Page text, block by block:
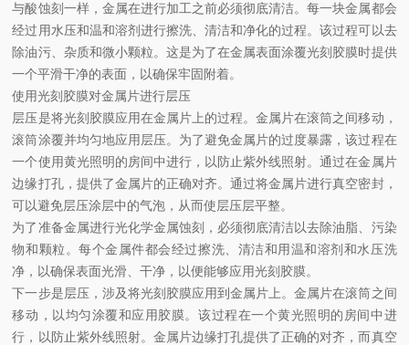
与酸蚀刻一样，金属在进行加工之前必须彻底清洁。每一块金属都会
经过用水压和温和溶剂进行擦洗、清洁和净化的过程。该过程可以去
除油污、杂质和微小颗粒。这是为了在金属表面涂覆光刻胶膜时提供
一个平滑干净的表面，以确保牢固附着。
使用光刻胶膜对金属片进行层压
层压是将光刻胶膜应用在金属片上的过程。金属片在滚筒之间移动，
滚筒涂覆并均匀地应用层压。为了避免金属片的过度暴露，该过程在
一个使用黄光照明的房间中进行，以防止紫外线照射。通过在金属片
边缘打孔，提供了金属片的正确对齐。通过将金属片进行真空密封，
可以避免层压涂层中的气泡，从而使层压层平整。
为了准备金属进行光化学金属蚀刻，必须彻底清洁以去除油脂、污染
物和颗粒。每个金属件都会经过擦洗、清洁和用温和溶剂和水压洗
净，以确保表面光滑、干净，以便能够应用光刻胶膜。
下一步是层压，涉及将光刻胶膜应用到金属片上。金属片在滚筒之间
移动，以均匀涂覆和应用胶膜。该过程在一个黄光照明的房间中进
行，以防止紫外线照射。金属片边缘打孔提供了正确的对齐，而真空